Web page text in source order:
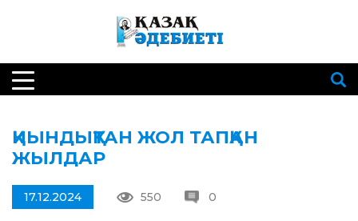
ҚИЫНДЫҚТАН ЖОЛ ТАПҚАН
ЖЫЛДАР
17.12.2024 550 0